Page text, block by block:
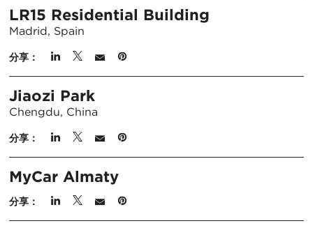
LR15 Residential Building
Madrid, Spain
分享：
Jiaozi Park
Chengdu, China
分享：
MyCar Almaty
分享：